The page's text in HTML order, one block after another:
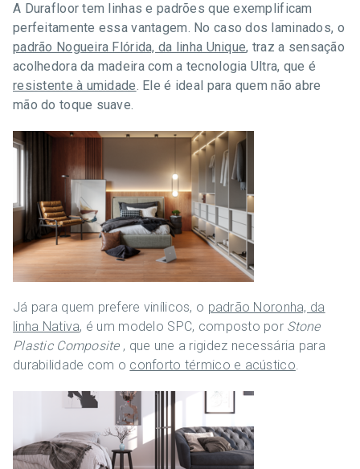
A Durafloor tem linhas e padrões que exemplificam
perfeitamente essa vantagem. No caso dos laminados, o
padrão Nogueira Flórida, da linha Unique, traz a sensação
acolhedora da madeira com a tecnologia Ultra, que é
resistente à umidade. Ele é ideal para quem não abre
mão do toque suave.
Já para quem prefere vinílicos, o padrão Noronha, da
linha Nativa, é um modelo SPC, composto por Stone
Plastic Composite, que une a rigidez necessária para
durabilidade com o conforto térmico e acústico.